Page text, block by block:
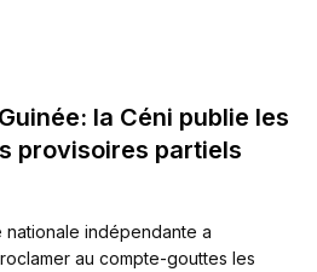
la Céni publie les
provisoires partiels
nationale indépendante a
au compte-gouttes les